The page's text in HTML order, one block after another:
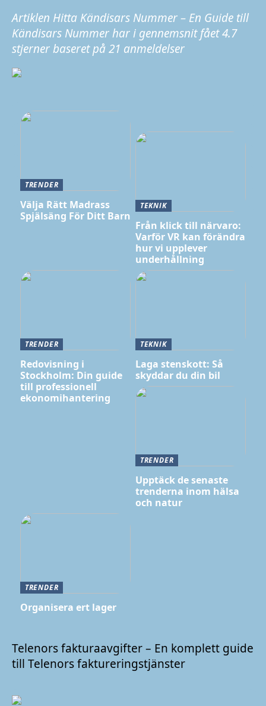
Artiklen Hitta Kändisars Nummer – En Guide till
Kändisars Nummer har i gennemsnit fået4.7
stjerner baseret på21 anmeldelser
TRENDER
Välja Rätt Madrass
Spjälsäng För Ditt Barn
TEKNIK
Från klick till närvaro:
Varför VR kan förändra
hur vi upplever
underhållning
TRENDER
Redovisning i
Stockholm: Din guide
till professionell
ekonomihantering
TEKNIK
Laga stenskott: Så
skyddar du din bil
TRENDER
Upptäck de senaste
trenderna inom hälsa
och natur
TRENDER
Organisera ert lager
Telenors fakturaavgifter – En komplett guide
till Telenors faktureringstjänster